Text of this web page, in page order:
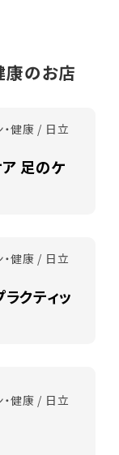
康のお店
・健康 / 日立
足のケ
・健康 / 日立
クティッ
・健康 / 日立